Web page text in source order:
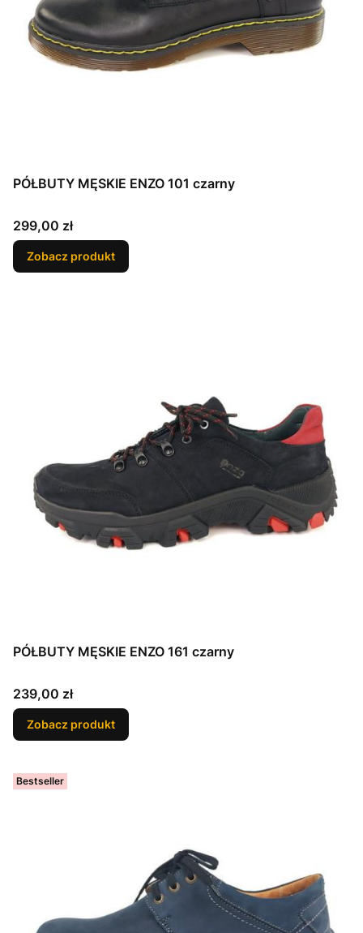
PÓŁBUTY MĘSKIE ENZO 101 czarny
Cena
299,00 zł
Zobacz produkt
PÓŁBUTY MĘSKIE ENZO 161 czarny
Cena
239,00 zł
Zobacz produkt
Bestseller